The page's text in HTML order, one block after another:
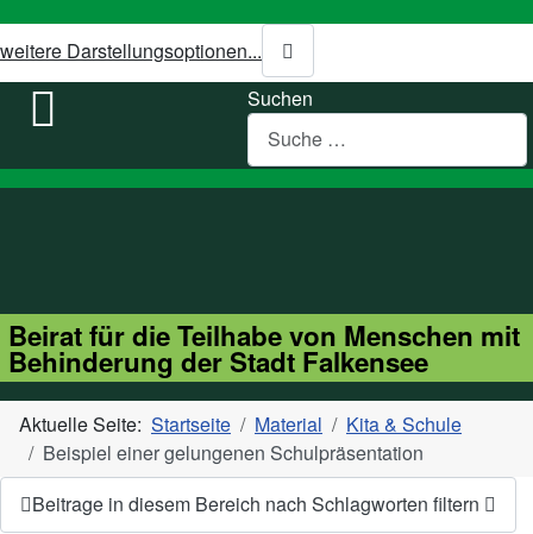
weitere Darstellungsoptionen...
Suchen
Beirat für die Teilhabe von Menschen mit
Behinderung der Stadt Falkensee
Aktuelle Seite: Startseite Material
Kita & Schule
Beispiel einer gelungenen Schulpräsentation
Beitrage in diesem Bereich nach Schlagworten filtern